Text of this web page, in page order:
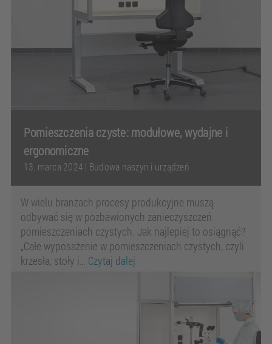
Pomieszczenia czyste: modułowe, wydajne i
ergonomiczne
13. marca 2024 | Budowa naszyn i urządzeń
W wielu branżach procesy produkcyjne muszą
odbywać się w pozbawionych zanieczyszczeń
pomieszczeniach czystych. Jak najlepiej to osiągnąć?
„Całe wyposażenie w pomieszczeniach czystych, czyli
krzesła, stoły i… Czytaj dalej